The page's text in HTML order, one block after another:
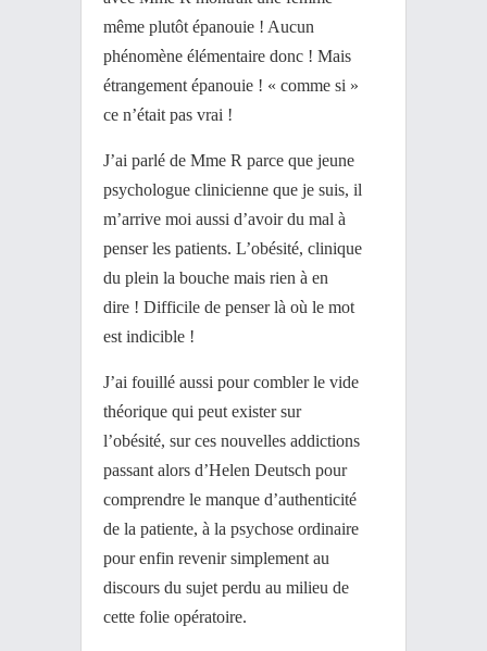
même plutôt épanouie ! Aucun
phénomène élémentaire donc ! Mais
étrangement épanouie ! « comme si »
ce n’était pas vrai !
J’ai parlé de Mme R parce que jeune
psychologue clinicienne que je suis, il
m’arrive moi aussi d’avoir du mal à
penser les patients. L’obésité, clinique
du plein la bouche mais rien à en
dire ! Difficile de penser là où le mot
est indicible !
J’ai fouillé aussi pour combler le vide
théorique qui peut exister sur
l’obésité, sur ces nouvelles addictions
passant alors d’Helen Deutsch pour
comprendre le manque d’authenticité
de la patiente, à la psychose ordinaire
pour enfin revenir simplement au
discours du sujet perdu au milieu de
cette folie opératoire.